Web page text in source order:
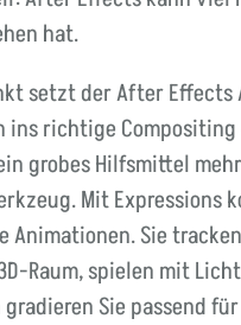
hat.
setzt der After Effects
ins richtige Compositing
grobes Hilfsmittel
Mit Expressions
Animationen. Sie
Raum, spielen mit
gradieren Sie passend